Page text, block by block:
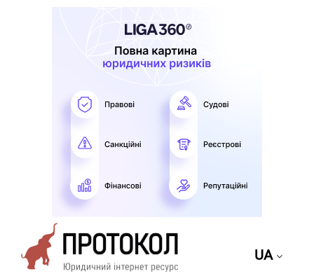
UA